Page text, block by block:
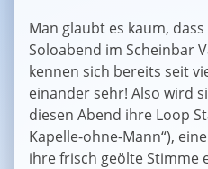
Man glaubt es kaum,
Soloabend im Scheinbar
kennen sich bereits seit
einander sehr! Also wird
diesen Abend ihre Loop
Kapelle-ohne-Mann“),
ihre frisch geölte Stimme